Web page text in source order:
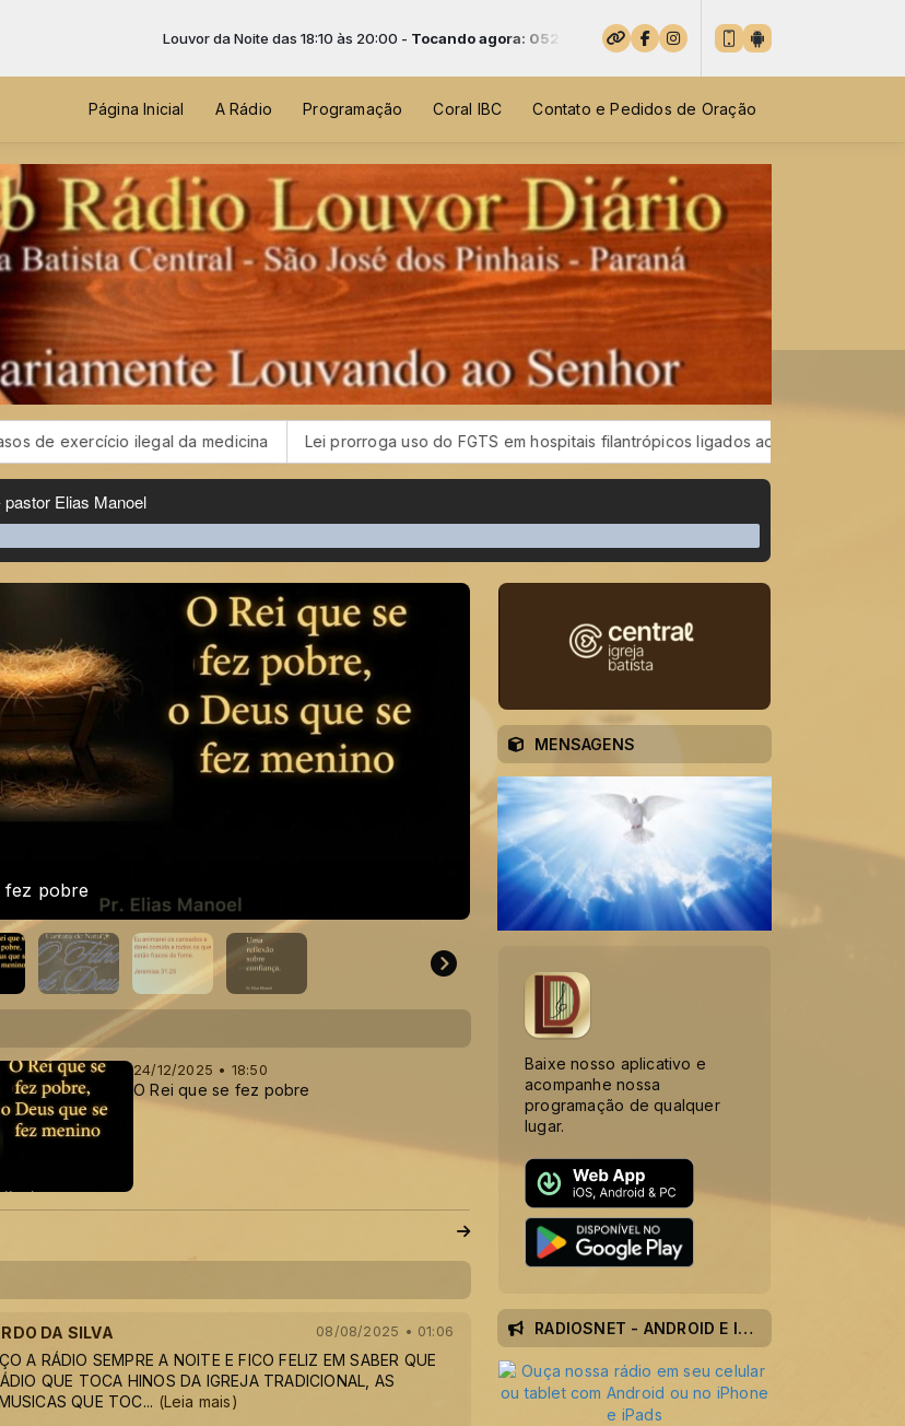
Louvor da Noite das 18:10 às 20:00 -Tocando agora: 052
Página Inicial A Rádio Programação Coral IBC Contato e Pedidos de Oração
ilegal da medicina Lei prorroga uso do FGTS em hospitais filantrópicos ligados ao SUS SUS terá 100 mil
O Filho de Deus
24/12/2025 • 18:50
O Rei que se fez pobre
DA SILVA 08/08/2025 • 01:06
A RÁDIO SEMPRE A NOITE E FICO FELIZ EM SABER QUE
QUE TOCA HINOS DA IGREJA TRADICIONAL, AS
QUE TOC... (Leia mais)
MENSAGENS
Baixe nosso aplicativo e
acompanhe nossa
programação de qualquer
lugar.
RADIOSNET - ANDROID E IOS